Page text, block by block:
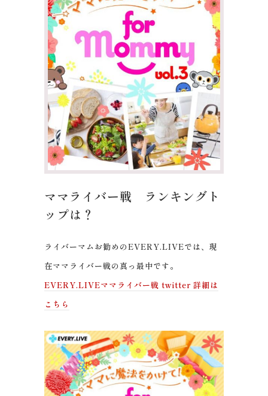
ママライバー戦 ランキングト
ップは？
ライバーマムお勧めのEVERY.LIVEでは、現
在ママライバー戦の真っ最中です。
EVERY.LIVEママライバー戦 twitter 詳細は
こちら